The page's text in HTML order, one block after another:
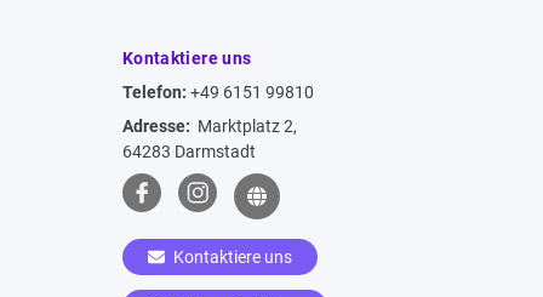
Kontaktiere uns
Telefon: +49 6151 99810
Adresse: Marktplatz 2,
64283 Darmstadt
Kontaktiere uns